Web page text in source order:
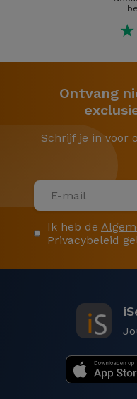
★
Ontvang
Schrijf je in voor
Ik heb de
Privacybeleid